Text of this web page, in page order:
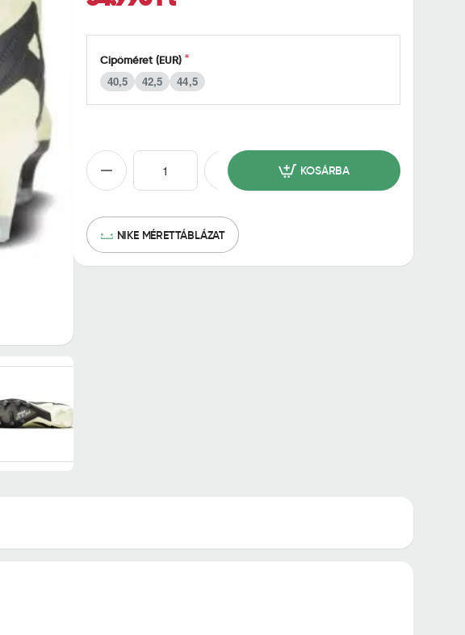
Cipőméret (EUR)
40,5 42,5 44,5
KOSÁRBA
NIKE MÉRETTÁBLÁZAT